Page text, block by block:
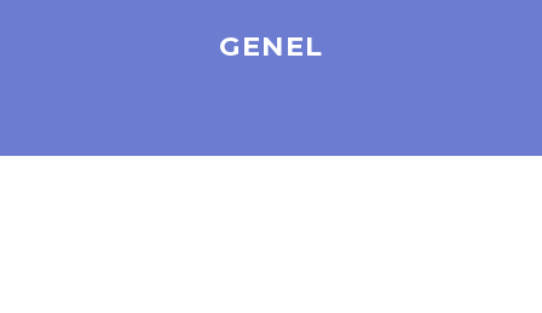
GENEL